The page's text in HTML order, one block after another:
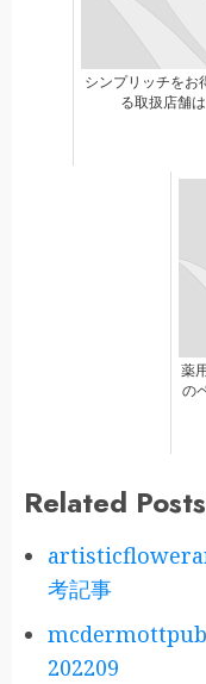
シンプリッチをお
る取扱店舗は
薬
の
Related
考記事
202209